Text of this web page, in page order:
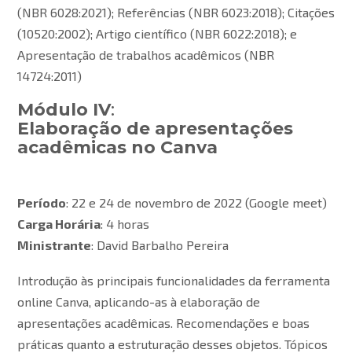
(NBR 6028:2021); Referências (NBR 6023:2018); Citações
(10520:2002); Artigo científico (NBR 6022:2018); e
Apresentação de trabalhos acadêmicos (NBR
14724:2011)
Módulo IV:
Elaboração de apresentações
acadêmicas no Canva
Período: 22 e 24 de novembro de 2022 (Google meet)
Carga Horária: 4 horas
Ministrante: David Barbalho Pereira
Introdução às principais funcionalidades da ferramenta
online Canva, aplicando-as à elaboração de
apresentações acadêmicas. Recomendações e boas
práticas quanto a estruturação desses objetos. Tópicos